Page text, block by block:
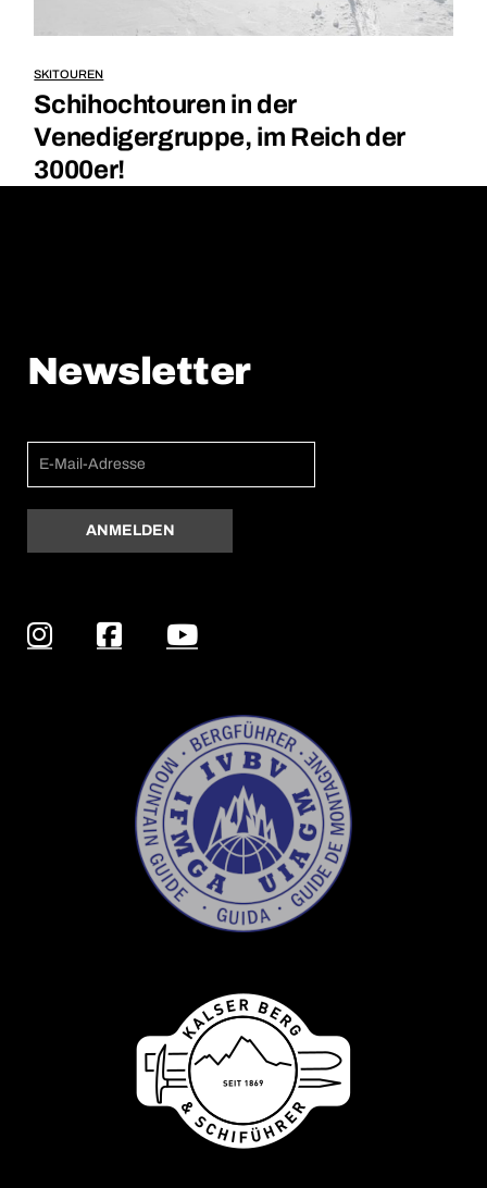
SKITOUREN
Schihochtouren in der
Venedigergruppe, im Reich der
3000er!
Newsletter